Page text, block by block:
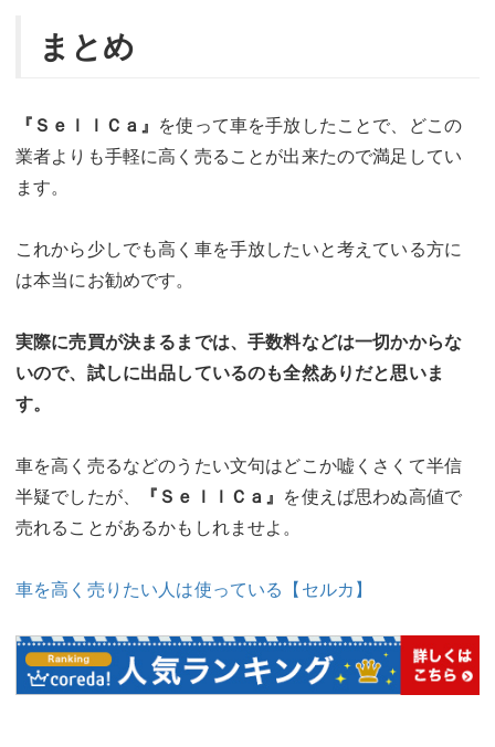
まとめ
『ＳｅｌｌＣａ』 を使って車を手放したことで、どこの
業者よりも手軽に高く売ることが出来たので満足してい
ます。
これから少しでも高く車を手放したいと考えている方に
は本当にお勧めです。
実際に売買が決まるまでは、手数料などは一切かからな
いので、試しに出品しているのも全然ありだと思いま
す。
車を高く売るなどのうたい文句はどこか嘘くさくて半信
半疑でしたが、
『ＳｅｌｌＣａ』 を使えば思わぬ高値で
売れることがあるかもしれませよ。
車を高く売りたい人は使っている【セルカ】